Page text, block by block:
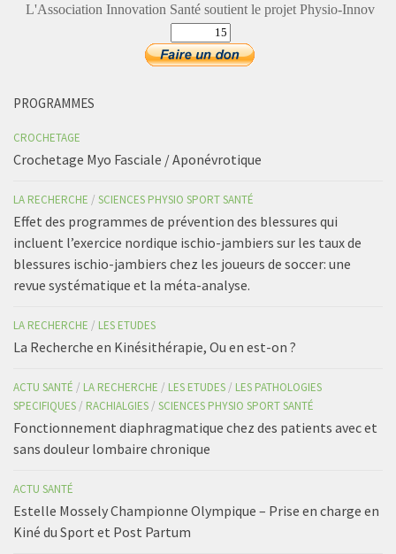
L'Association Innovation Santé soutient le projet Physio-Innov
PROGRAMMES
CROCHETAGE
Crochetage Myo Fasciale / Aponévrotique
LA RECHERCHE / SCIENCES PHYSIO SPORT SANTÉ
Effet des programmes de prévention des blessures qui
incluent l’exercice nordique ischio-jambiers sur les taux de
blessures ischio-jambiers chez les joueurs de soccer: une
revue systématique et la méta-analyse.
LA RECHERCHE / LES ETUDES
La Recherche en Kinésithérapie, Ou en est-on ?
ACTU SANTÉ / LA RECHERCHE / LES ETUDES / LES PATHOLOGIES
SPECIFIQUES / RACHIALGIES / SCIENCES PHYSIO SPORT SANTÉ
Fonctionnement diaphragmatique chez des patients avec et
sans douleur lombaire chronique
ACTU SANTÉ
Estelle Mossely Championne Olympique – Prise en charge en
Kiné du Sport et Post Partum